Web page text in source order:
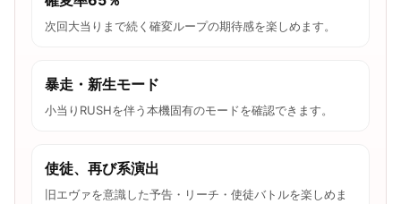
次回大当りまで続く確変ループの期待感を楽しめます。
暴走・新生モード
小当りRUSHを伴う本機固有のモードを確認できます。
使徒、再び系演出
旧エヴァを意識した予告・リーチ・使徒バトルを楽しめま